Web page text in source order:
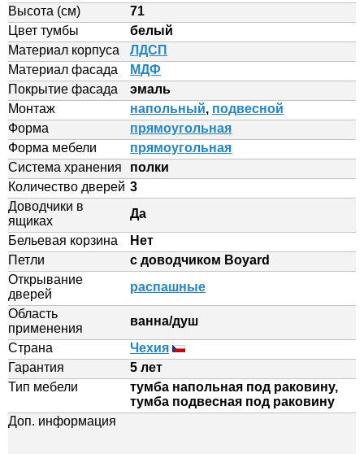
Высота (см)
71
Цвет тумбы
белый
Материал корпуса
ЛДСП
Материал фасада
МДФ
Покрытие фасада
эмаль
Монтаж
напольный, подвесной
Форма
прямоугольная
Форма мебели
прямоугольная
Система хранения
полки
Количество дверей 3
Доводчики в
ящиках
Да
Бельевая корзина
Нет
Петли
с доводчиком Boyard
Открывание
дверей
распашные
Область
применения
ванна/душ
Страна
Чехия
Гарантия
5 лет
Тип мебели
тумба напольная под раковину,
тумба подвесная под раковину
Доп. информация